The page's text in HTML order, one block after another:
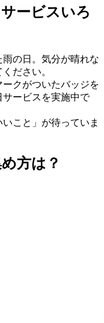
ービスいろ
の日。気分が晴れな
ださい。
クがついたバッジを
ービスを実施中で
こと」が待っていま
方は？